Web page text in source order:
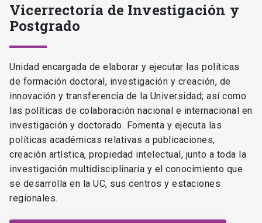
Vicerrectoría de Investigación y
Postgrado
Unidad encargada de elaborar y ejecutar las políticas
de formación doctoral, investigación y creación, de
innovación y transferencia de la Universidad; así como
las políticas de colaboración nacional e internacional en
investigación y doctorado. Fomenta y ejecuta las
políticas académicas relativas a publicaciones,
creación artística, propiedad intelectual, junto a toda la
investigación multidisciplinaria y el conocimiento que
se desarrolla en la UC, sus centros y estaciones
regionales.